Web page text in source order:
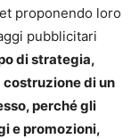
proponendo loro
pubblicitari
di strategia,
costruzione di un
perché gli
e promozioni,